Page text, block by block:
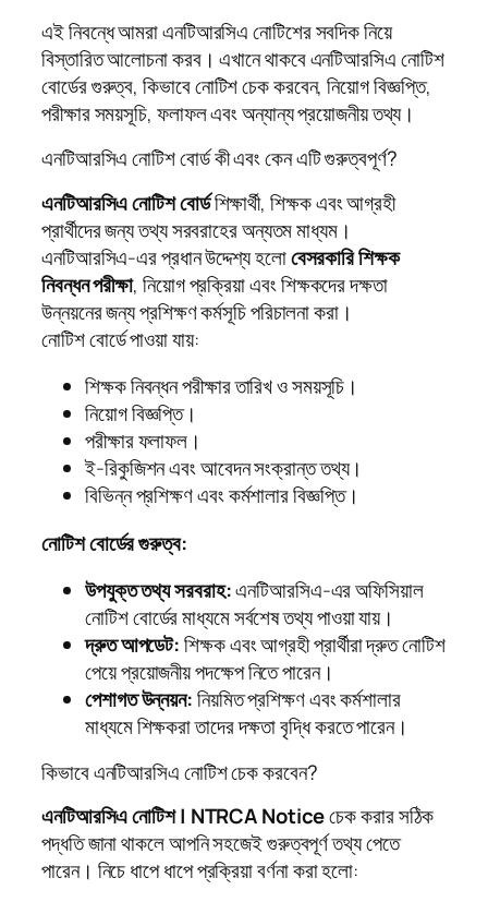
এই নিবন্ধে আমরা এনটিআরসিএ নোটিশের সবদিক নিয়ে
বিস্তারিত আলোচনা করব। এখানে থাকবে এনটিআরসিএ নোটিশ
বোর্ডের গুরুত্ব, কিভাবে নোটিশ চেক করবেন, নিয়োগ বিজ্ঞপ্তি,
পরীক্ষার সময়সূচি, ফলাফল এবং অন্যান্য প্রয়োজনীয় তথ্য।
এনটিআরসিএ নোটিশ বোর্ড কী এবং কেন এটি গুরুত্বপূর্ণ?
এনটিআরসিএ নোটিশ বোর্ডশিক্ষার্থী, শিক্ষক এবং আগ্রহী
প্রার্থীদের জন্য তথ্য সরবরাহের অন্যতম মাধ্যম।
এনটিআরসিএ-এর প্রধান উদ্দেশ্য হলোবেসরকারি শিক্ষক
নিবন্ধন পরীক্ষা, নিয়োগ প্রক্রিয়া এবং শিক্ষকদের দক্ষতা
উন্নয়নের জন্য প্রশিক্ষণ কর্মসূচি পরিচালনা করা।
নোটিশ বোর্ডে পাওয়া যায়:
শিক্ষক নিবন্ধন পরীক্ষার তারিখ ও সময়সূচি।
নিয়োগ বিজ্ঞপ্তি।
পরীক্ষার ফলাফল।
ই-রিকুজিশন এবং আবেদন সংক্রান্ত তথ্য।
বিভিন্ন প্রশিক্ষণ এবং কর্মশালার বিজ্ঞপ্তি।
নোটিশ বোর্ডের গুরুত্ব:
উপযুক্ত তথ্য সরবরাহ:এনটিআরসিএ-এর অফিসিয়াল
নোটিশ বোর্ডের মাধ্যমে সর্বশেষ তথ্য পাওয়া যায়।
দ্রুত আপডেট:শিক্ষক এবং আগ্রহী প্রার্থীরা দ্রুত নোটিশ
পেয়ে প্রয়োজনীয় পদক্ষেপ নিতে পারেন।
পেশাগত উন্নয়ন:নিয়মিত প্রশিক্ষণ এবং কর্মশালার
মাধ্যমে শিক্ষকরা তাদের দক্ষতা বৃদ্ধি করতে পারেন।
কিভাবে এনটিআরসিএ নোটিশ চেক করবেন?
এনটিআরসিএ নোটিশ | NTRCA Noticeচেক করার সঠিক
পদ্ধতি জানা থাকলে আপনি সহজেই গুরুত্বপূর্ণ তথ্য পেতে
পারেন। নিচে ধাপে ধাপে প্রক্রিয়া বর্ণনা করা হলো: